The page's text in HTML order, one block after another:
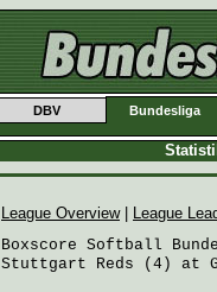
DBV Bundesliga
League Overview|
League
Boxscore Softball
Stuttgart Reds (4) at